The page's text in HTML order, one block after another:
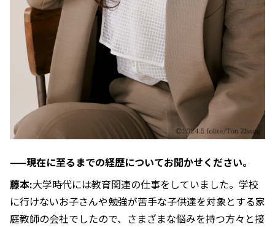
——現在に至るまでの経歴についてお聞かせください。
藤本:大学時代には教育関連の仕事をしていました。学校
に行けないお子さんや勉強が苦手な子供達を対象とする家
庭教師の会社でしたので、さまざまな悩みを持つ方々と接